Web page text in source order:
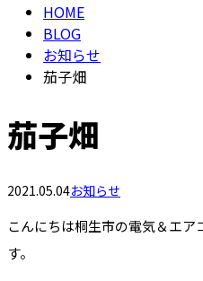
HOME
BLOG
お知らせ
茄子畑
茄子畑
2021.05.04お知らせ
こんにちは桐生市の電気＆エ
す。